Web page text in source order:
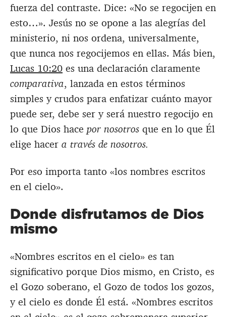
fuerza del contraste. Dice: «No se regocijen en
esto…». Jesús no se opone a las alegrías del
ministerio, ni nos ordena, universalmente,
que nunca nos regocijemos en ellas. Más bien,
Lucas 10:20 es una declaración claramente
comparativa, lanzada en estos términos
simples y crudos para enfatizar cuánto mayor
puede ser, debe ser y será nuestro regocijo en
lo que Dios hace por nosotros que en lo que Él
elige hacer a través de nosotros.
Por eso importa tanto «los nombres escritos
en el cielo».
Donde disfrutamos de Dios
mismo
«Nombres escritos en el cielo» es tan
significativo porque Dios mismo, en Cristo, es
el Gozo soberano, el Gozo de todos los gozos,
y el cielo es donde Él está. «Nombres escritos